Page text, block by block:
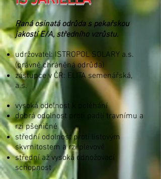
Raná osinatá odrůda s pekařskou
jakostí E/A, středního vzrůstu.
udržovatel: ISTROPOL SOLARY a.s.
(právně chráněná odrůda)
zástupce v ČR: ELITA semenářská,
a.s.
vysoká odolnost k poléhání
dobrá odolnost proti padlí travnímu a
rzi pšeničné
střední odolnost proti listovým
skvrnitostem a rzi plevové
střední až vysoká odnožovací
schopnost